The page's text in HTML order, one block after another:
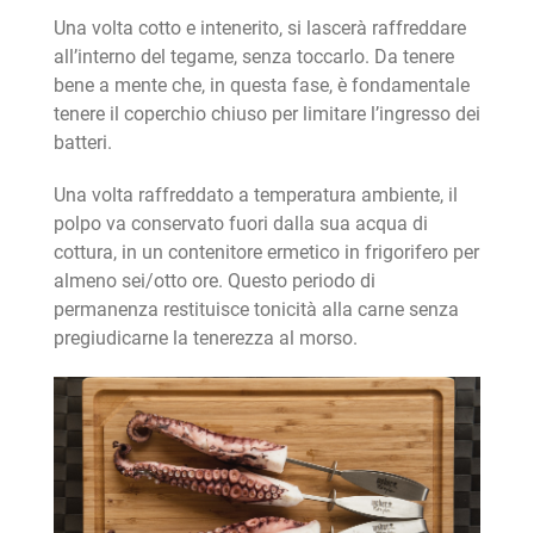
Una volta cotto e intenerito, si lascerà raffreddare
all’interno del tegame, senza toccarlo. Da tenere
bene a mente che, in questa fase, è fondamentale
tenere il coperchio chiuso per limitare l’ingresso dei
batteri.
Una volta raffreddato a temperatura ambiente, il
polpo va conservato fuori dalla sua acqua di
cottura, in un contenitore ermetico in frigorifero per
almeno sei/otto ore. Questo periodo di
permanenza restituisce tonicità alla carne senza
pregiudicarne la tenerezza al morso.